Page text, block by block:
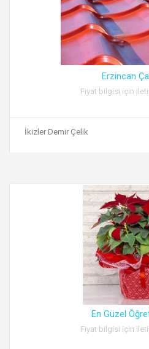
Erzincan
Fiyat bilgisi için
İkizler Demir Çelik
En Güzel
Fiyat bilgisi için